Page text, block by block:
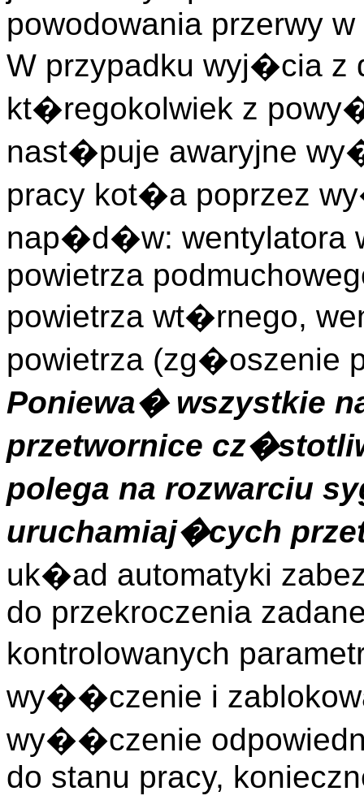
powodowania przerwy
W przypadku wyj�cia z
kt�regokolwiek z
nast�puje awaryjne
pracy kot�a poprzez
nap�d�w: wentylatora
powietrza
powietrza wt�rnego,
powietrza (zg�oszenie
Poniewa� wszystkie
przetwornice
polega na rozwarciu
uruchamiaj�cych
uk�ad automatyki
do przekroczenia
kontrolowanych
wy��czenie i
wy��czenie
do stanu pracy,